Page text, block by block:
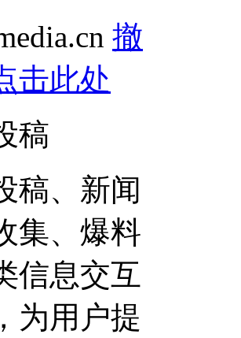
撤
击此处
稿
稿、新闻
集、爆料
信息交互
为用户提